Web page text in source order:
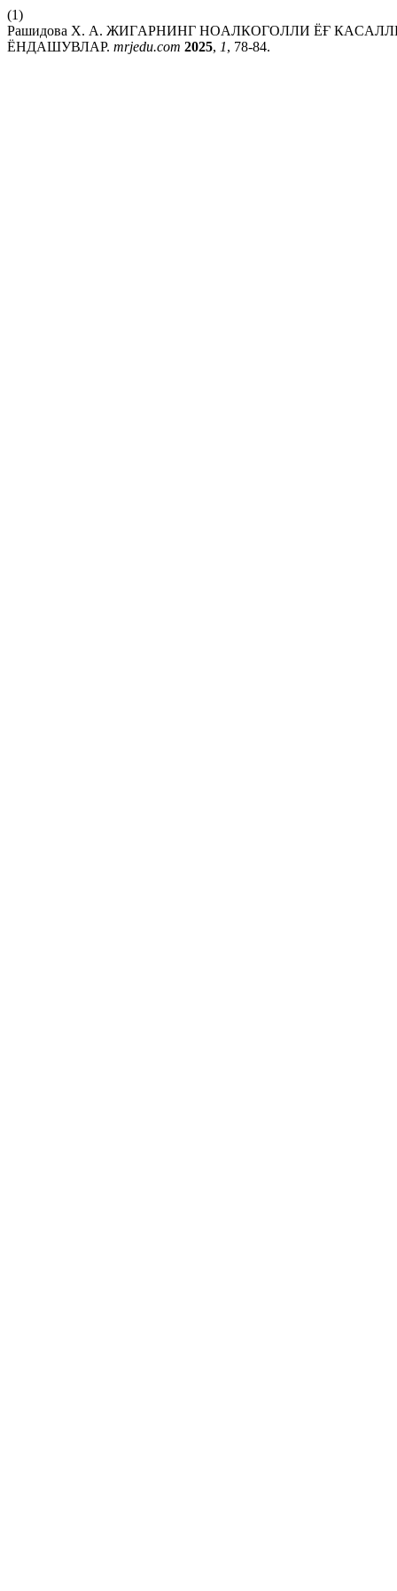
(1)
Рашидова Х. А. ЖИГAPНИНГ НOAЛКOГOЛЛИ ЁҒ
ЁНДАШУВЛАР. mrjedu.com 2025, 1, 78-84.